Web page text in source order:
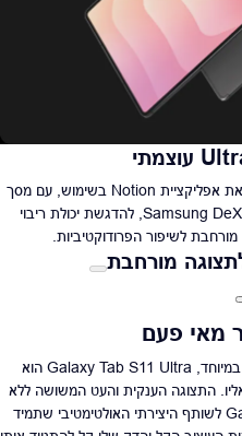
מאי פעם
עם תכונות AI עוצמתיות בעיצוב דק וקל במיוחד, Galaxy Tab S11 Ultra הוא
התצוגה הענקית והעט המשושה ללא
טעינה הופכים את Galaxy Tab S11 Ultra לשותף היצירתי האולטימטיבי שתמיד